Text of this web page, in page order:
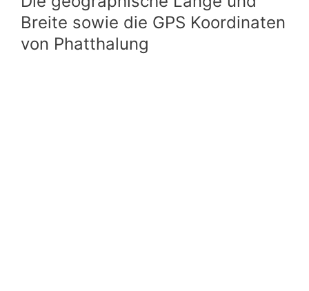
Breite sowie die GPS Koordinaten
von Phatthalung